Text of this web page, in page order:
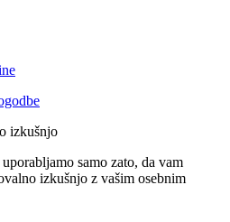
izkušnjo
samo zato, da vam
izkušnjo z vašim osebnim